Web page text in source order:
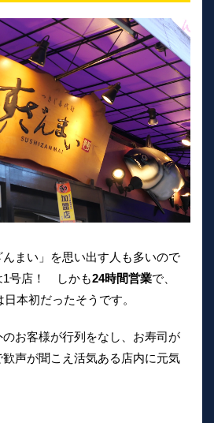
まい」を思い出す人も多いので
号店！ しかも24時間営業で、
本初だったそうです。
お客様が行列をなし、お寿司が
声が聞こえ活気ある店内に元気